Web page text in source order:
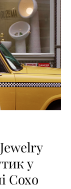
у
Сохо